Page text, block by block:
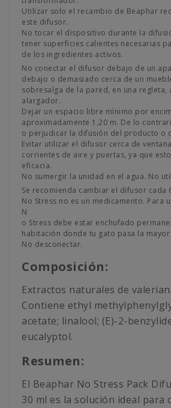
Utilizar solo el recambio de Beaphar
este difusor.
No tocar el dispositivo durante la
tener superficies calientes necesarias
de los ingredientes activos.
No conectar el difusor debajo de un
debajo o demasiado cerca de un
sobresalga de la pared, en una regleta,
alargador.
Dejar un espacio libre mínimo por
aproximadamente 1,20 m. De lo
o perjudicar la difusión del producto o
Evitar utilizar el difusor cerca de
corrientes de aire y puertas, ya que
eficacia.
No sumergir la unidad en el agua. No
Se recomienda cambiar el difusor cada
No Stress no es un medicamento. Para
N
o Stress debe estar enchufado
habitación donde tu gato pasa la
No desconectar.
Composición:
Extractos naturales de
Contiene ethyl
acetate; linalool; (E)-2-
eucalyptol.
Resumen:
El Beaphar No Stress Pack
30 ml es la solución ideal para